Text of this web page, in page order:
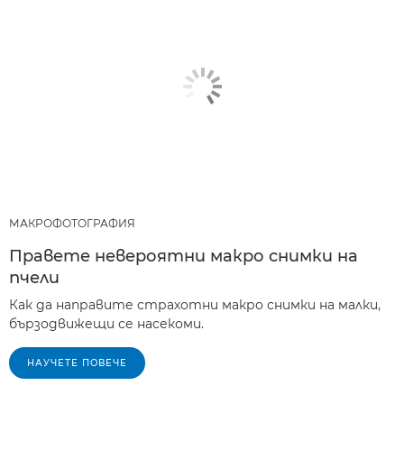
МАКРОФОТОГРАФИЯ
Правете невероятни макро снимки на
пчели
Как да направите страхотни макро снимки на малки,
бързодвижещи се насекоми.
НАУЧЕТЕ ПОВЕЧЕ